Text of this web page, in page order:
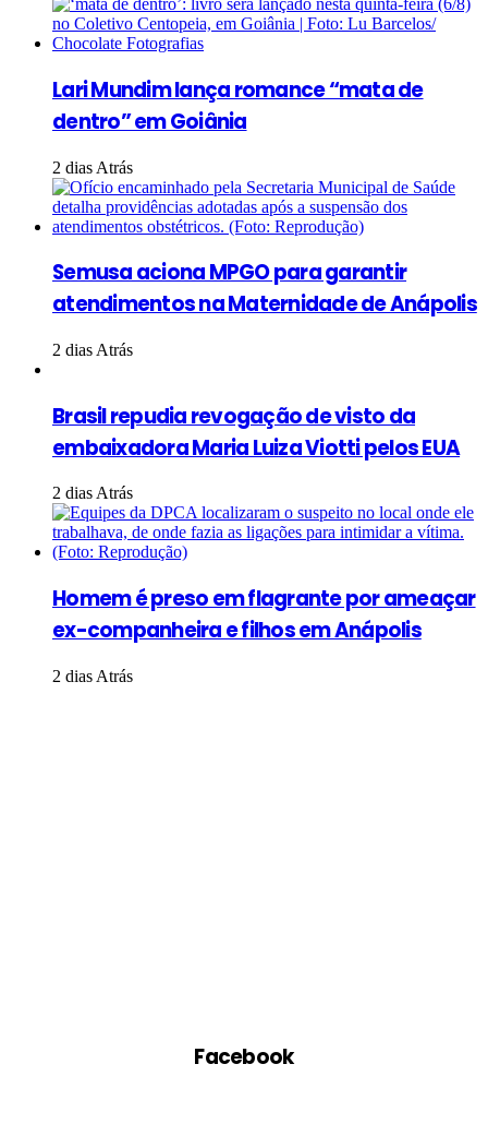
Lari Mundim lança romance “mata de
dentro” em Goiânia
2 dias Atrás
Semusa aciona MPGO para garantir
atendimentos na Maternidade de Anápolis
2 dias Atrás
Brasil repudia revogação de visto da
embaixadora Maria Luiza Viotti pelos EUA
2 dias Atrás
Homem é preso em flagrante por ameaçar
ex-companheira e filhos em Anápolis
2 dias Atrás
Facebook